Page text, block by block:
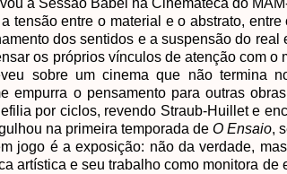
a Sessão Babel na Cinemateca do
tensão entre o material e o abstrato,
dos sentidos e a suspensão do real
os próprios vínculos de atenção com
sobre um cinema que não termina
empurra o pensamento para outras
por ciclos, revendo Straub-Huillet e
na primeira temporada de O Ensaio,
jogo é a exposição: não da verdade,
artística e seu trabalho como monitora